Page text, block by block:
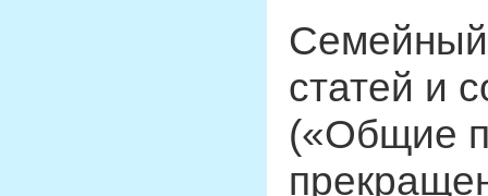
Семейный
статей и
(«Общие